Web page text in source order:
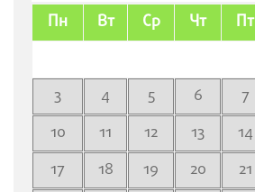
Пн Вт Ср Чт Пт
3
4 5 6 7
10
11 12 13 14
17
18 19 20 21